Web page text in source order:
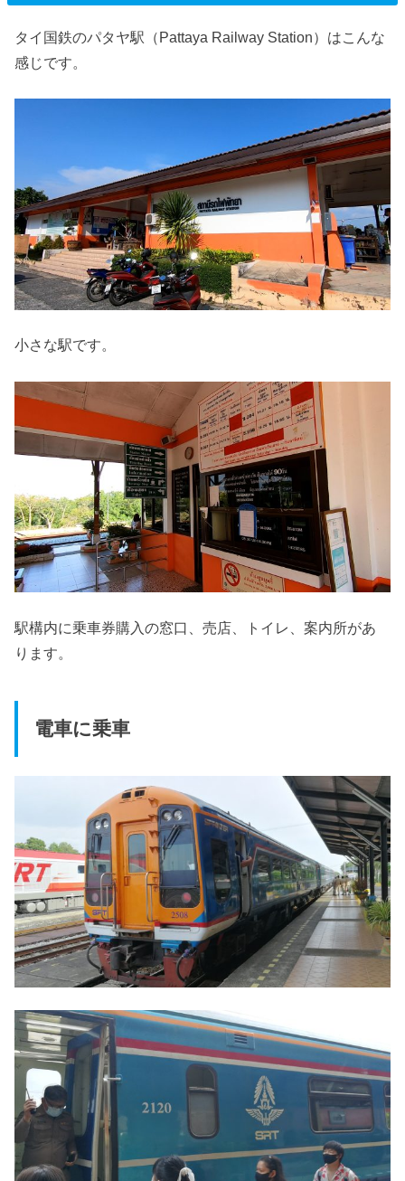
タイ国鉄のパタヤ駅（Pattaya Railway Station）はこんな
感じです。
小さな駅です。
駅構内に乗車券購入の窓口、売店、トイレ、案内所があ
ります。
電車に乗車